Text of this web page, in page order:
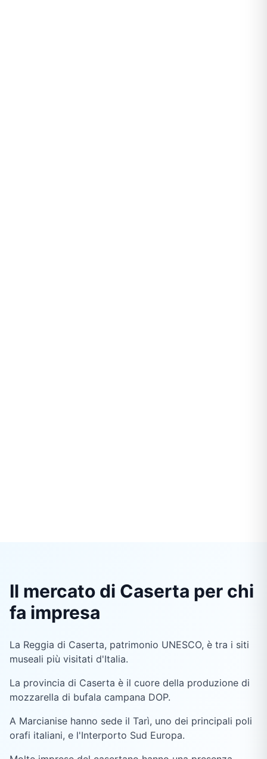
Il mercato di Caserta per chi
fa impresa
La Reggia di Caserta, patrimonio UNESCO, è tra i siti
museali più visitati d'Italia.
La provincia di Caserta è il cuore della produzione di
mozzarella di bufala campana DOP.
A Marcianise hanno sede il Tarì, uno dei principali poli
orafi italiani, e l'Interporto Sud Europa.